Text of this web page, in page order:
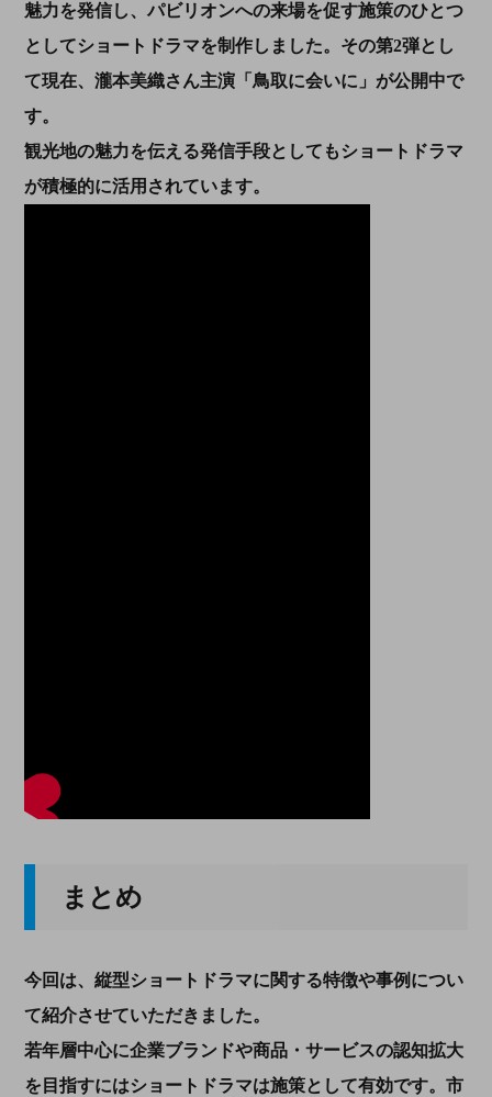
魅力を発信し、パビリオンへの来場を促す施策のひとつ
としてショートドラマを制作しました。その第2弾とし
て現在、瀧本美織さん主演「鳥取に会いに」が公開中で
す。
観光地の魅力を伝える発信手段としてもショートドラマ
が積極的に活用されています。
まとめ
今回は、縦型ショートドラマに関する特徴や事例につい
て紹介させていただきました。
若年層中心に企業ブランドや商品・サービスの認知拡大
を目指すにはショートドラマは施策として有効です。市